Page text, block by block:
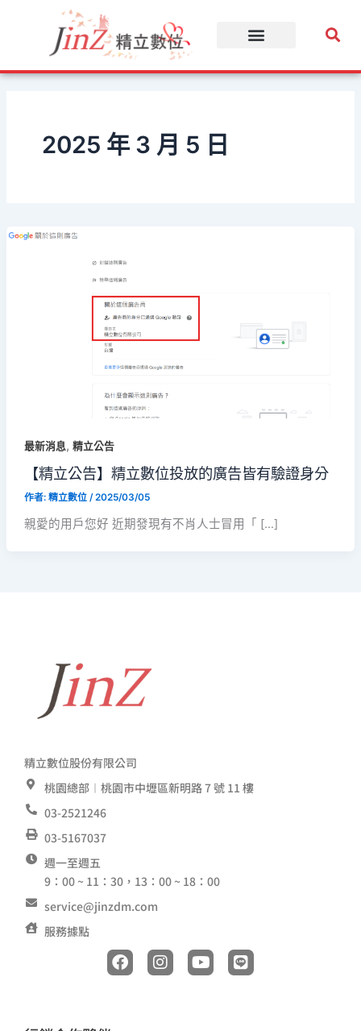
要
2025 年 3 月 5 日
最新消息, 精立公告
【精立公告】精立數位投放的廣告皆有驗證身分
作者: 精立數位 /2025/03/05
親愛的用戶您好 近期發現有不肖人士冒用「 […]
精立數位股份有限公司
桃園總部︱桃園市中壢區新明路 7 號 11 樓
03-2521246
03-5167037
週一至週五
9：00 ~ 11：30，13：00 ~ 18：00
service@jinzdm.com
服務據點
F
a
c
I
n
s
Y
o
u
L
i
n